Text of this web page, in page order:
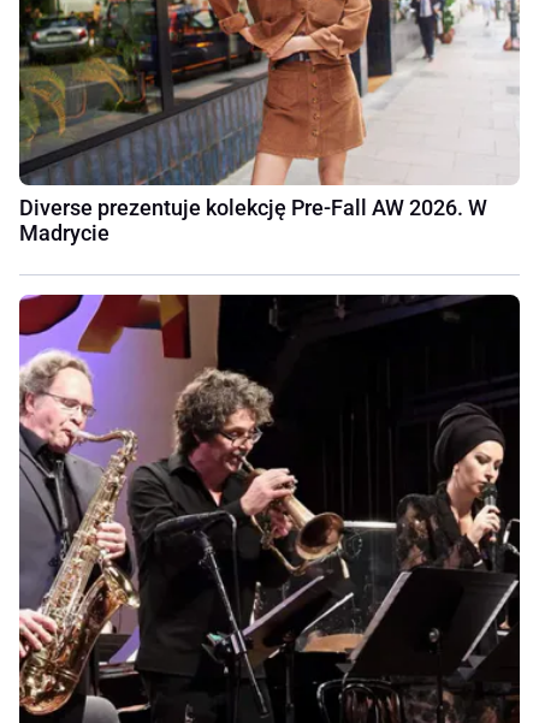
Diverse prezentuje kolekcję Pre-Fall AW 2026. W
Madrycie